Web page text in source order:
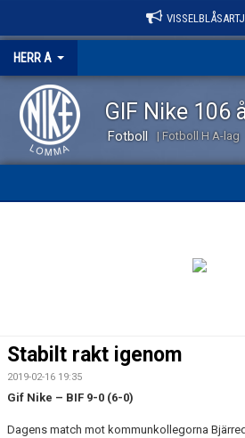
HERR A
GIF Nike 106
Fotboll | Fotboll H A-lag
KONTAKT
Stabilt rakt igenom
2019-02-16 19:35
Gif Nike – BIF 9-0 (6-0)
Dagens match mot kommunkollegorna